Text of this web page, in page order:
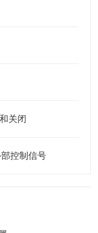
关闭
控制信号